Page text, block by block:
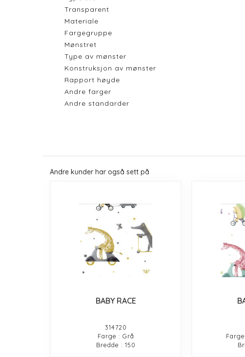
Transparent
Materiale
Fargegruppe
Mønstret
Type av mønster
Konstruksjon av mønster
Rapport høyde
Andre farger
Andre standarder
Andre kunder har også sett på
BABY RACE
314720
Farge : Grå
Bredde : 150